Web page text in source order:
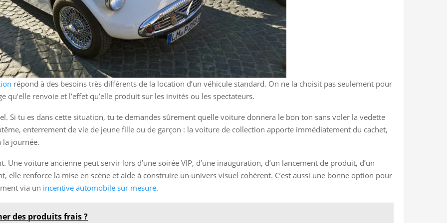
répond à des besoins très différents de la location d’un véhicule standard. On ne la choisit pas seulement pour
qu’elle renvoie et l’effet qu’elle produit sur les invités ou les spectateurs.
Si tu es dans cette situation, tu te demandes sûrement quelle voiture donnera le bon ton sans voler la vedette
enterrement de vie de jeune fille ou de garçon : la voiture de collection apporte immédiatement du cachet,
la journée.
voiture ancienne peut servir lors d’une soirée VIP, d’une inauguration, d’un lancement de produit, d’un
elle renforce la mise en scène et aide à construire un univers visuel cohérent. C’est aussi une bonne option pour
via un incentive automobile sur mesure.
des produits frais ?